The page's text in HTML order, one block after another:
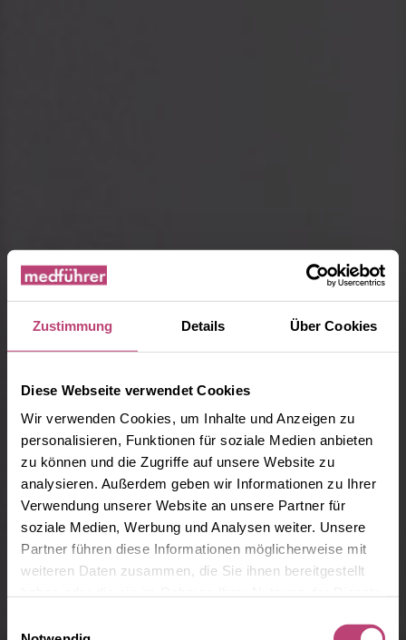
Zustimmung Details Über Cookies
Diese Webseite verwendet Cookies
Wir verwenden Cookies, um Inhalte und Anzeigen zu
personalisieren, Funktionen für soziale Medien anbieten
zu können und die Zugriffe auf unsere Website zu
analysieren. Außerdem geben wir Informationen zu Ihrer
Verwendung unserer Website an unsere Partner für
soziale Medien, Werbung und Analysen weiter. Unsere
Partner führen diese Informationen möglicherweise mit
weiteren Daten zusammen, die Sie ihnen bereitgestellt
Datenschutzerklärung